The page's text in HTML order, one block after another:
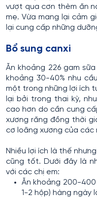
vượt qua cơn thèm ăn
mẹ. Vừa mang lại cảm
lại cung cấp những
Bổ sung canxi
Ăn khoảng 226 gam
khoảng 30-40% nhu
một trong những lợi ích
lại bởi trong thai kỳ,
cao hơn do cần cung
xương răng đồng thời
cơ loãng xương của các
Nhiều lợi ích là thế
cũng tốt. Dưới đây là
với các chị em:
Ăn khoảng 200-
1-2 hộp) hàng ngày